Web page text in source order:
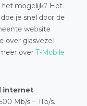
het mogelijk? Het
je snel door de
website
over glasvezel
over T-Mobile
internet
Mb/s – 1Tb/s.